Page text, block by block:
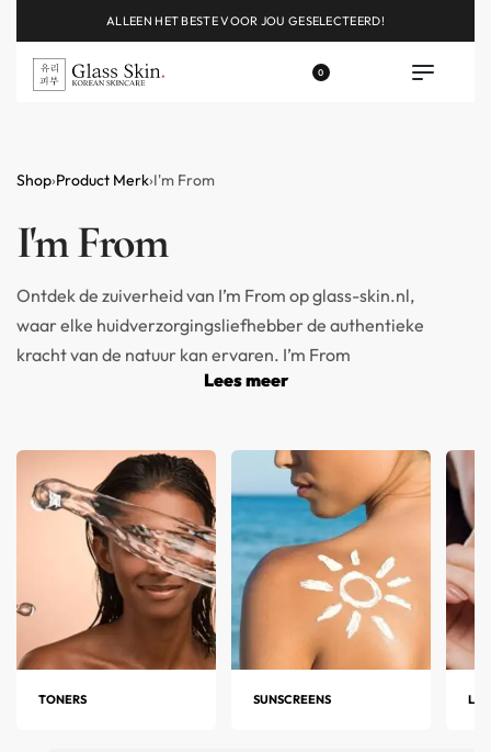
ALLEEN HET BESTE VOOR JOU GESELECTEERD!
0
Shop›Product Merk›I'm From
I'm From
Ontdek de zuiverheid van I’m From op glass-skin.nl,
waar elke huidverzorgingsliefhebber de authentieke
kracht van de natuur kan ervaren. I’m From
onderscheidt zich door hun onwrikbare toewijding
“Natuur zoals het is” biedt I’m From een
huidverzorgingservaring die de integriteit en kracht
van elk individueel ingrediënt eert.
Lees meer
TONERS SUNSCREENS LIP